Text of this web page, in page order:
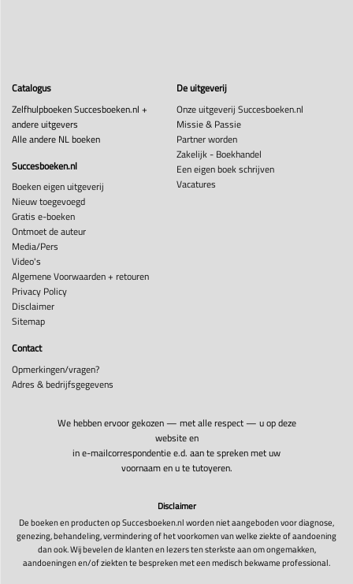
Catalogus
Zelfhulpboeken Succesboeken.nl +
andere uitgevers
Alle andere NL boeken
Succesboeken.nl
Boeken eigen uitgeverij
Nieuw toegevoegd
Gratis e-boeken
Ontmoet de auteur
Media/Pers
Video's
Algemene Voorwaarden + retouren
Privacy Policy
Disclaimer
Sitemap
De uitgeverij
Onze uitgeverij Succesboeken.nl
Missie & Passie
Partner worden
Zakelijk - Boekhandel
Een eigen boek schrijven
Vacatures
Contact
Opmerkingen/vragen?
Adres & bedrijfsgegevens
We hebben ervoor gekozen — met alle respect — u op deze
website en
in e-mailcorrespondentie e.d. aan te spreken met uw
voornaam en u te tutoyeren.
Disclaimer
De boeken en producten op Succesboeken.nl worden niet aangeboden voor diagnose,
genezing, behandeling, vermindering of het voorkomen van welke ziekte of aandoening
dan ook. Wij bevelen de klanten en lezers ten sterkste aan om ongemakken,
aandoeningen en/of ziekten te bespreken met een medisch bekwame professional.